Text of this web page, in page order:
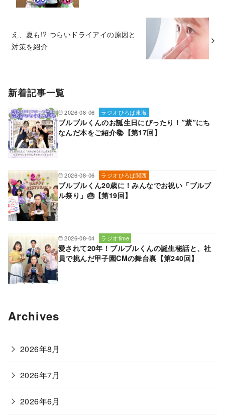
え、夏も!? つらいドライアイの原因と
対策を紹介
新着記事一覧
2026-08-06 ラジオひろば東海
ブルブルくんのお誕生日にぴったり！”紫”にち
なんだ本をご紹介📚【第17回】
2026-08-06 ラジオひろば関西
ブルブルくん20歳に！みんなでお祝い「ブルブ
ル祭り」🎂【第19回】
2026-08-04 ラジオtime
愛されて20年！ブルブルくんの誕生秘話と、社
員で挑んだ甲子園CMの舞台裏【第240回】
Archives
2026年8月
2026年7月
2026年6月